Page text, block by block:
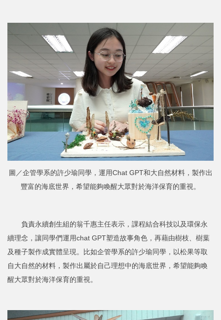
圖／企管學系的許少瑜同學，運用Chat GPT和大自然材料，製作出
豐富的海底世界，希望能夠喚醒大眾對於海洋保育的重視。
負責永續創生組的翁千惠主任表示，課程結合科技以及環保永
續理念，讓同學們運用chat GPT塑造故事角色，再藉由樹枝、樹葉
及種子製作成實體呈現。比如企管學系的許少瑜同學，以松果等取
自大自然的材料，製作出屬於自己理想中的海底世界，希望能夠喚
醒大眾對於海洋保育的重視。